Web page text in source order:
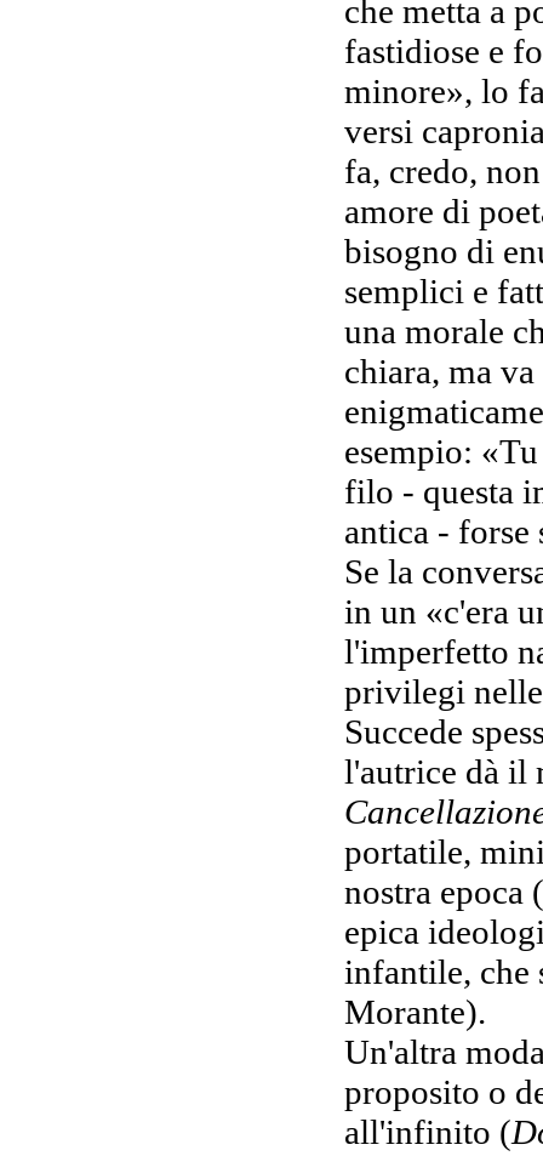
che metta a
fastidiose e
minore», lo
versi
fa, credo,
amore di
bisogno di
semplici e
una morale
chiara, ma
esempio:
filo - questa
antica - forse
Se la
in un «c'era
l'imperfetto
privilegi
Succede
l'autrice dà il
portatile,
nostra epoca
epica
infantile, che
Morante).
Un'altra
proposito o
all'infinito (